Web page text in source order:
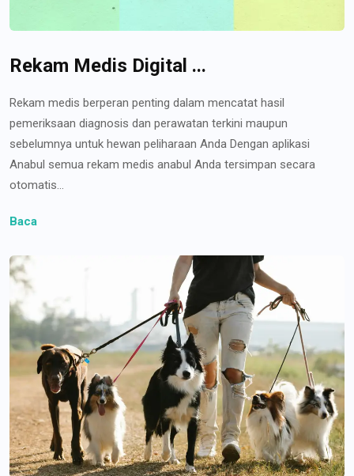
Rekam Medis Digital ...
Rekam medis berperan penting dalam mencatat hasil
pemeriksaan diagnosis dan perawatan terkini maupun
sebelumnya untuk hewan peliharaan Anda Dengan aplikasi
Anabul semua rekam medis anabul Anda tersimpan secara
otomatis...
Baca